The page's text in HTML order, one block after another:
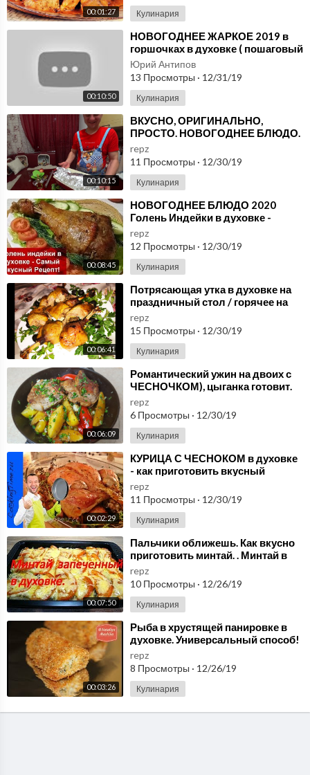
00:01:27 Кулинария
00:10:50
⁣НОВОГОДНЕЕ ЖАРКОЕ 2019 в
горшочках в духовке ( пошаговый
рецепт ) Ваши гости ОНЕМЕЮТ !
Юрий Антипов
13 Просмотры · 12/31/19
Кулинария
00:10:15
⁣ВКУСНО, ОРИГИНАЛЬНО,
ПРОСТО. НОВОГОДНЕЕ БЛЮДО.
СУПЕР РЕЦЕПТ КАРП В
ДУХОВКЕ.УДИВИТЬ ГОСТЕЙ.
repz
11 Просмотры · 12/30/19
Кулинария
00:08:45
⁣НОВОГОДНЕЕ БЛЮДО 2020
Голень Индейки в духовке -
Самый Вкусный Рецепт
Домашняя Кухня СССР
repz
12 Просмотры · 12/30/19
Кулинария
00:06:41
⁣Потрясающая утка в духовке на
праздничный стол / горячее на
ужин
repz
15 Просмотры · 12/30/19
Кулинария
00:06:09
⁣Романтический ужин на двоих с
ЧЕСНОЧКОМ), цыганка готовит.
Картофель с мясом. Gipsy cuisine.
repz
6 Просмотры · 12/30/19
Кулинария
00:02:29
⁣КУРИЦА С ЧЕСНОКОМ в духовке
- как приготовить вкусный
праздничный ужин - новогодний
стол
repz
11 Просмотры · 12/30/19
Кулинария
00:07:50
⁣Пальчики оближешь. Как вкусно
приготовить минтай. . Минтай в
духовке.
repz
10 Просмотры · 12/26/19
Кулинария
00:03:26
⁣Рыба в хрустящей панировке в
духовке. Универсальный способ!
Пальчики оближешь!
repz
8 Просмотры · 12/26/19
Кулинария